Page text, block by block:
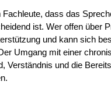
Fachleute, dass das
ist. Wer offen über
und kann sich
Umgang mit einer
Verständnis und die